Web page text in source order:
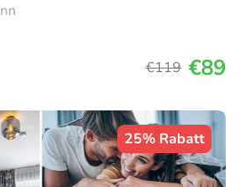
€119 €89
25% Rabatt